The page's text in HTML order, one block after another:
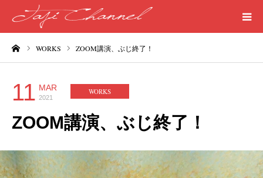
WORKS ZOOM講演、ぶじ終了！
11 MAR
2021
WORKS
ZOOM講演、ぶじ終了！
HOME
PROFILE
MEDICAL
SEASIDE